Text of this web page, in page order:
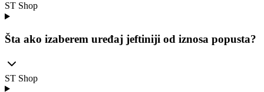
ST Shop
Šta ako izaberem uređaj jeftiniji od iznosa popusta?
ST Shop